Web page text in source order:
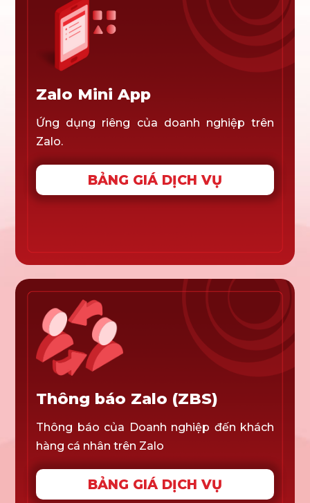
Zalo Mini App
Ứng dụng riêng của doanh nghiệp trên
Zalo.
BẢNG GIÁ DỊCH VỤ
Thông báo Zalo (ZBS)
Thông báo của Doanh nghiệp đến khách
hàng cá nhân trên Zalo
BẢNG GIÁ DỊCH VỤ